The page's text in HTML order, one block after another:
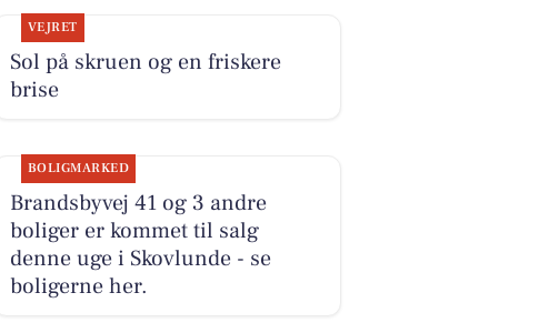
VEJRET
Sol på skruen og en friskere
brise
BOLIGMARKED
Brandsbyvej 41 og 3 andre
boliger er kommet til salg
denne uge i Skovlunde - se
boligerne her.